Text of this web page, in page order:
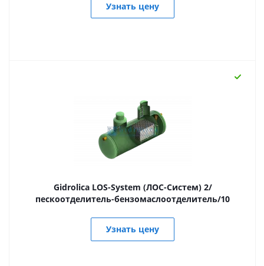
Узнать цену
Gidrolica LOS-System (ЛОС-Систем) 2/
пескоотделитель-бензомаслоотделитель/10
Узнать цену